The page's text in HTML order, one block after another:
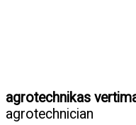
agrotechnikas
agrotechnician